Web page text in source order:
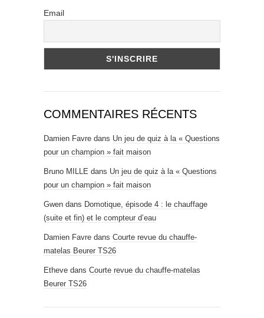
Email
COMMENTAIRES RÉCENTS
Damien Favre dans Un jeu de quiz à la « Questions
pour un champion » fait maison
Bruno MILLE dans Un jeu de quiz à la « Questions
pour un champion » fait maison
Gwen dans Domotique, épisode 4 : le chauffage
(suite et fin) et le compteur d’eau
Damien Favre dans Courte revue du chauffe-
matelas Beurer TS26
Etheve dans Courte revue du chauffe-matelas
Beurer TS26